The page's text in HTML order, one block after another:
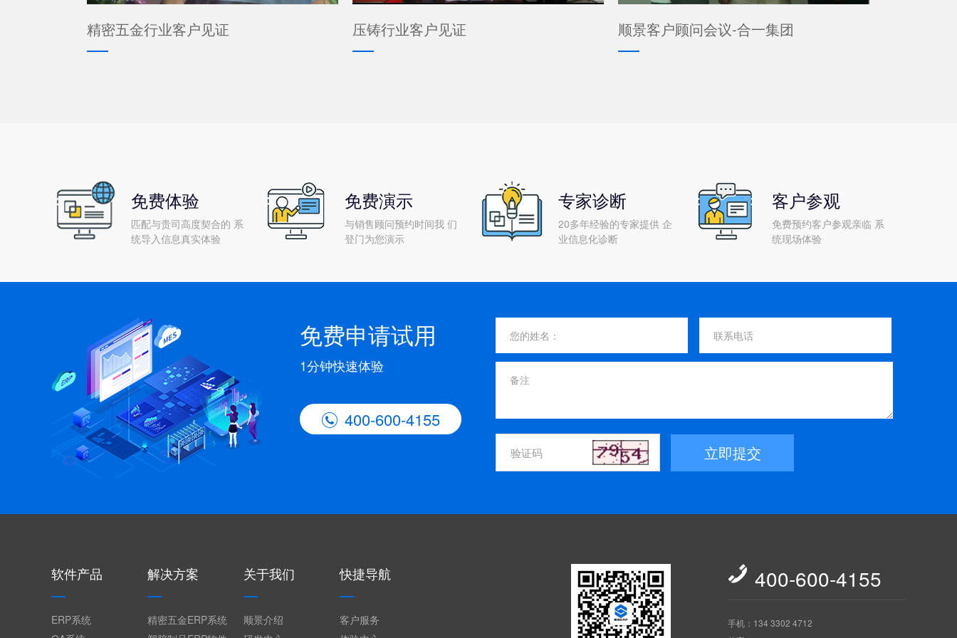
精密五金行业客户见证 压铸行业客户见证 顺景客户顾问会议-合一集团
免费体验
匹配与贵司高度契合的 系
统导入信息真实体验
免费演示
与销售顾问预约时间我 们
登门为您演示
专家诊断
20多年经验的专家提供 企
业信息化诊断
客户参观
免费预约客户参观亲临 系
统现场体验
免费申请试用
1分钟快速体验
 400-600-4155
立即提交
软件产品
ERP系统
解决方案
精密五金ERP系统
关于我们
顺景介绍
快捷导航
客户服务
 400-600-4155
手机：134 3302 4712